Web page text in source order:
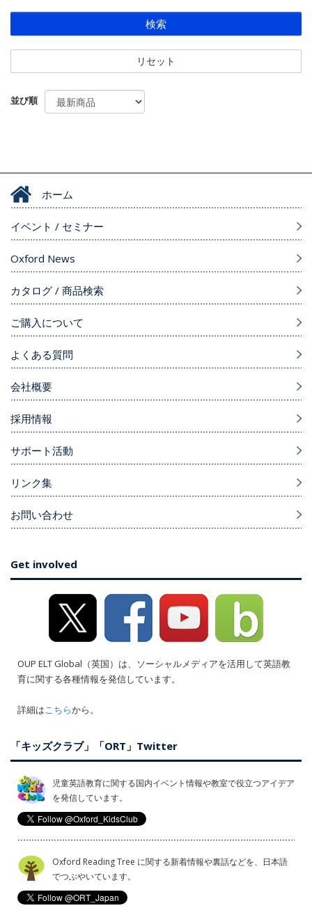
検索
リセット
並び順
ホーム
イベント / セミナー
Oxford News
カタログ / 商品検索
ご購入について
よくある質問
会社概要
採用情報
サポート活動
リンク集
お問い合わせ
Get involved
OUP ELT Global（英国）は、ソーシャルメディアを活用して英語教
育に関する各種情報を発信しています。
詳細はこちらから。
「キッズクラブ」「ORT」Twitter
児童英語教育に関する国内イベント情報や教室で役立つアイデア
を発信しています。
Oxford Reading Tree に関する新着情報や裏話などを、日本語
でつぶやいています。